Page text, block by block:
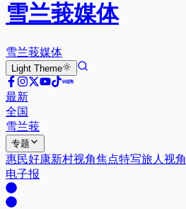
雪兰莪媒体
雪兰莪媒体
Light Theme
最新
全国
雪兰莪
专题
惠民好康新村视角焦点特写旅人视角
电子报